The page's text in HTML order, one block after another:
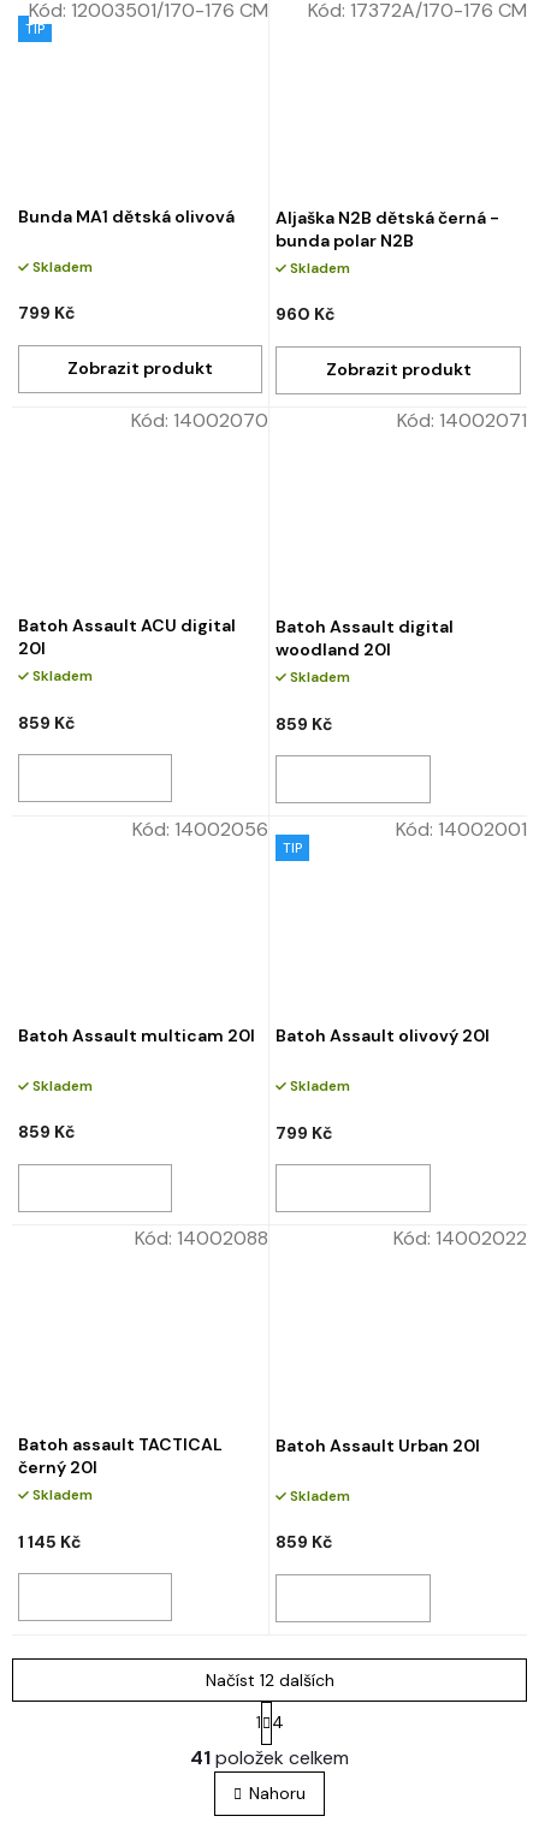
TIP
Bunda MA1 dětská olivová
Skladem
799 Kč
Kód: 12003501/170-176 CM
Aljaška N2B dětská černá -
bunda polar N2B
Skladem
960 Kč
Kód: 17372A/170-176 CM
Batoh Assault ACU digital
20l
Skladem
859 Kč
Kód: 14002070
Batoh Assault digital
woodland 20l
Skladem
859 Kč
Kód: 14002071
Batoh Assault multicam 20l
Skladem
859 Kč
Kód: 14002056
TIP
Batoh Assault olivový 20l
Skladem
799 Kč
Kód: 14002001
Batoh assault TACTICAL
černý 20l
Skladem
1 145 Kč
Kód: 14002088
Batoh Assault Urban 20l
Skladem
859 Kč
Kód: 14002022
O
v
l
á
Načíst 12 dalších
S
t
r
á
n
k
1 4
41položek celkem
Nahoru